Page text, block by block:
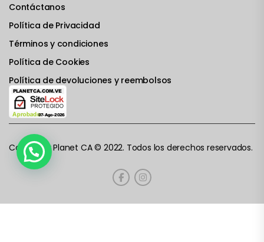
Contáctanos
Política de Privacidad
Términos y condiciones
Política de Cookies
Política de devoluciones y reembolsos
Computer Planet CA © 2022. Todos los derechos reservados.